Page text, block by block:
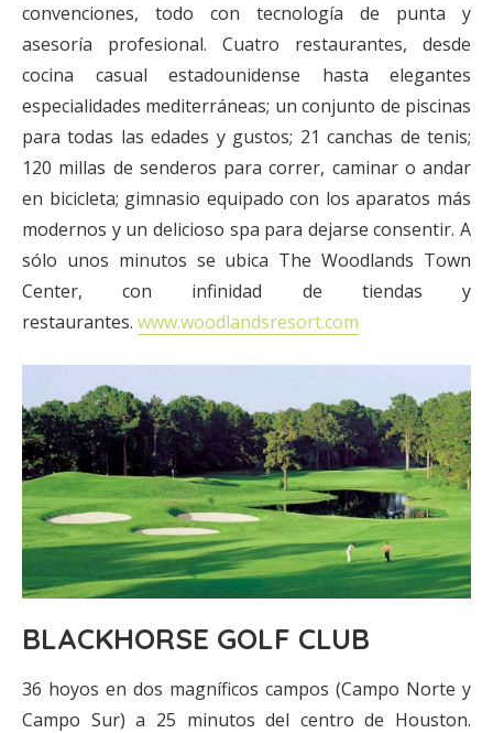
convenciones, todo con tecnología de punta y
asesoría profesional. Cuatro restaurantes, desde
cocina casual estadounidense hasta elegantes
especialidades mediterráneas; un conjunto de piscinas
para todas las edades y gustos; 21 canchas de tenis;
120 millas de senderos para correr, caminar o andar
en bicicleta; gimnasio equipado con los aparatos más
modernos y un delicioso spa para dejarse consentir. A
sólo unos minutos se ubica The Woodlands Town
Center, con infinidad de tiendas y
restaurantes. www.woodlandsresort.com
BLACKHORSE GOLF CLUB
36 hoyos en dos magníficos campos (Campo Norte y
Campo Sur) a 25 minutos del centro de Houston.